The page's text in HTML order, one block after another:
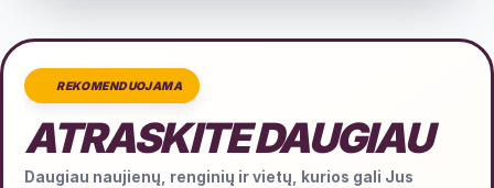
REKOMENDUOJAMA
ATRASKITE DAUGIAU
Daugiau naujienų, renginių ir vietų, kurios gali Jus